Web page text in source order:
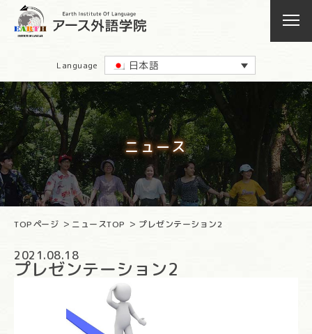
Language 日本語
ニュース
TOPページ ニュースTOP プレゼンテーション2
2021.08.18
プレゼンテーション2